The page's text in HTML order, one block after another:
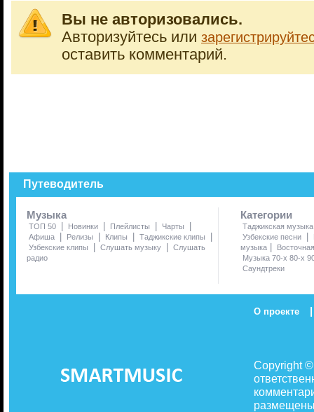
Вы не авторизовались.
Авторизуйтесь или
оставить комментарий.
Путеводитель
Музыка
ТОП 50 | Новинки | Плейлисты | Чарты |
Афиша | Релизы | Клипы | Таджикские клипы |
Узбекские клипы | Слушать музыку | Слушать
радио
Категории
Таджикская музыка
Узбекские песни
|
музыка |
Музыка 70-х 80-х
Саундтреки
О проекте |
Copyright
размещены